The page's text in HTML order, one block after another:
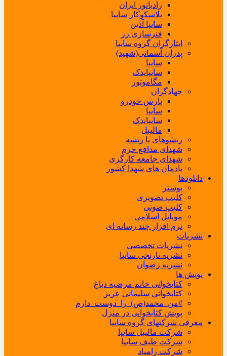
رادیاتور ایران
پلاسکوکار سایپا
سایپا آذین
فنرسازی زر
ایثارگران گروه سایپا
پدران آسمانی(شهید)
سایپا
سایپایدک
مگاموتور
جهادگران
پارس خودرو
سایپا
سایپایدک
مالیبل
ریشوهای با ریشه
شهدای مدافع حرم
شهدای جامعه کارگری
یادمان های شهدا کشور
دانلودها
پوستر
کلیپ تصویری
کلیپ صوتی
موبایل اسلامی
نرم افزار چند رسانه ای
نشریات
نشریات تخصصی
نشریه نارنجی سایپا
نشریه رضوان
پویش ها
کتابخوانی خانم مرضیه دباغ
کتابخوانی سلیمانی عزیز
#من_محمد(ص)_را_دوست_دارم
پویش کتابخوانی در منزل
معرفی شرکتهای گروه سایپا
شرکت مالیبل سایپا
شرکت طیف سایپا
شرکت زامیاد